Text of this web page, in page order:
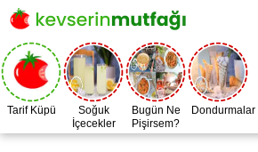
Tarif Küpü
Soğuk
İçecekler
Bugün Ne
Pişirsem?
Dondurmalar